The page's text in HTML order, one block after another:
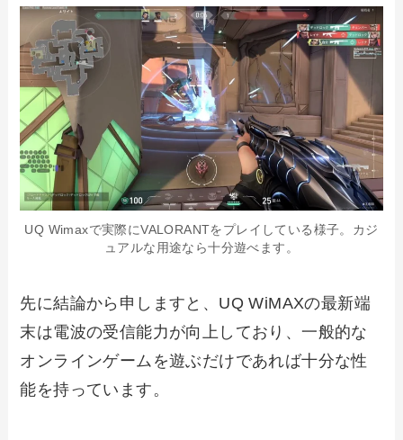
UQ Wimaxで実際にVALORANTをプレイしている様子。カジ
ュアルな用途なら十分遊べます。
先に結論から申しますと、UQ WiMAXの最新端
末は電波の受信能力が向上しており、一般的な
オンラインゲームを遊ぶだけであれば十分な性
能を持っています。